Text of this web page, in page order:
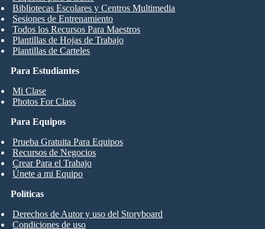
Para Estudiantes
Mi Clase
Photos For Class
Bibliotecas Escolares y Centros Multimedia
Sesiones de Entrenamiento
Todos los Recursos Para Maestros
Plantillas de Hojas de Trabajo
Plantillas de Carteles
Para Equipos
Prueba Gratuita Para Equipos
Recursos de Negocios
Crear Para el Trabajo
Únete a mi Equipo
Políticas
Derechos de Autor y uso del Storyboard
Condiciones de uso